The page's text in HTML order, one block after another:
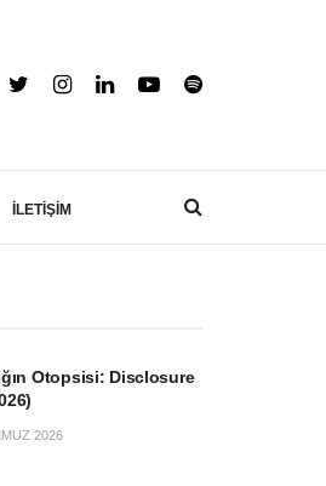
İLETİŞİM
Otopsisi: Disclosure
2026